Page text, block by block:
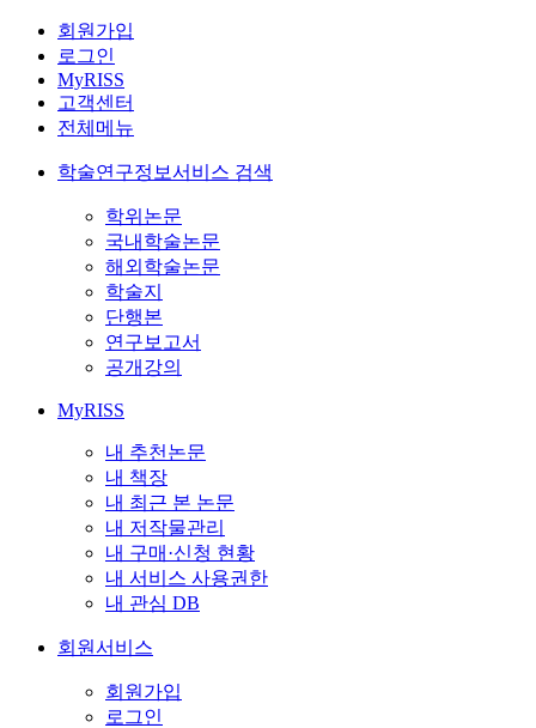
회원가입
로그인
MyRISS
고객센터
전체메뉴
학술연구정보서비스 검색
학위논문
국내학술논문
해외학술논문
학술지
단행본
연구보고서
공개강의
MyRISS
내 추천논문
내 책장
내 최근 본 논문
내 저작물관리
내 구매·신청 현황
내 서비스 사용권한
내 관심 DB
회원서비스
회원가입
로그인